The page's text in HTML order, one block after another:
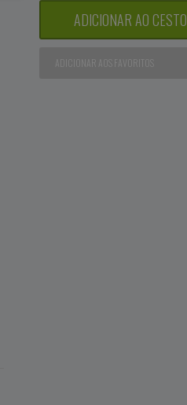
ADICIONAR AO CESTO
ADICIONAR AOS FAVORITOS